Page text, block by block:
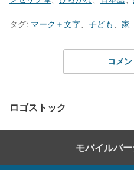
タグ: マーク＋文字 子ども 家
コメ
ロゴストック
モバイルバ